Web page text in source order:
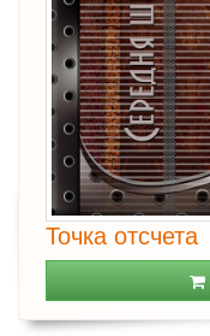
Точка отсчета